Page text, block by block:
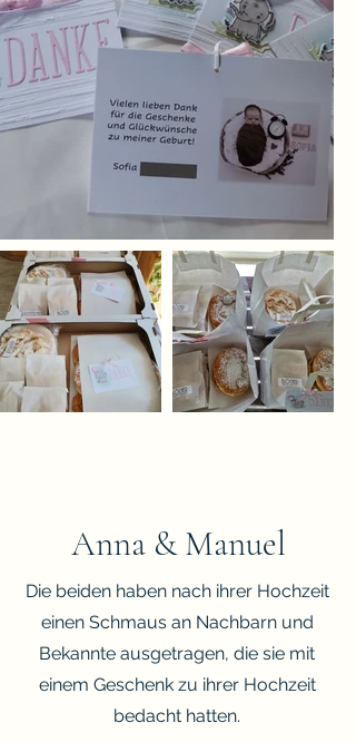
Anna & Manuel
Die beiden haben nach ihrer Hochzeit
einen Schmaus an Nachbarn und
Bekannte ausgetragen, die sie mit
einem Geschenk zu ihrer Hochzeit
bedacht hatten.